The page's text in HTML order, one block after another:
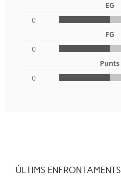
EG
0
FG
0
Punts
0
ÚLTIMS ENFRONTAMENTS